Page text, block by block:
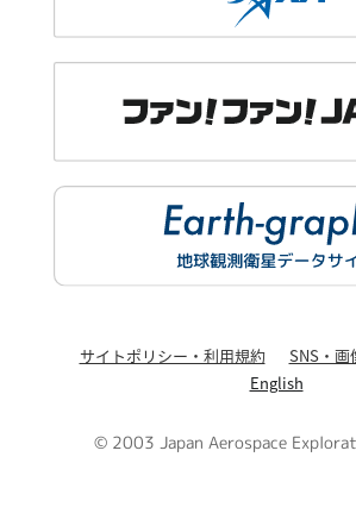
サイトポリシー・利用規約
SNS・画
English
© 2003 Japan Aerospace